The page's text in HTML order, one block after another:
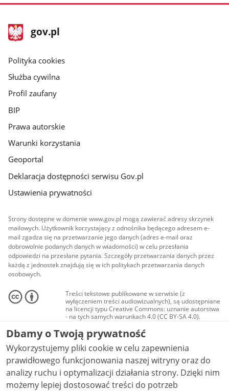
stopka
gov.pl
Strona
gov.pl
gov.pl
Polityka cookies
Służba cywilna
Profil zaufany
BIP
Prawa autorskie
Warunki korzystania
Geoportal
Deklaracja dostępności serwisu Gov.pl
Ustawienia prywatności
Strony dostępne w domenie www.gov.pl mogą zawierać adresy skrzynek
mailowych. Użytkownik korzystający z odnośnika będącego adresem e-
mail zgadza się na przetwarzanie jego danych (adres e-mail oraz
dobrowolnie podanych danych w wiadomości) w celu przesłania
odpowiedzi na przesłane pytania. Szczegóły przetwarzania danych przez
każdą z jednostek znajdują się w ich politykach przetwarzania danych
osobowych.
Treści tekstowe publikowane w serwisie (z
wyłączeniem treści audiowizualnych), są udostępniane
na licencji typu Creative Commons: uznanie autorstwa
- na tych samych warunkach 4.0 (CC BY-SA 4.0).
Materiały audiowizualne, w tym zdjęcia, materiały
audio i wideo, są udostępniane na licencji typu
Creative Commons: uznanie autorstwa użycie
niekomercyjne - bez utworów zależnych 4.0 (CC BY-
NC-ND 4.0), o ile nie jest to stwierdzone inaczej.
Dbamy o Twoją prywatność
Wykorzystujemy pliki cookie w celu zapewnienia
prawidłowego funkcjonowania naszej witryny oraz do
analizy ruchu i optymalizacji działania strony. Dzięki nim
możemy lepiej dostosować treści do potrzeb